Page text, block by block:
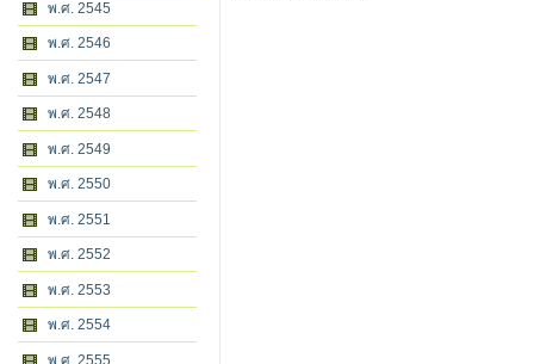
พ.ศ. 2545
พ.ศ. 2546
พ.ศ. 2547
พ.ศ. 2548
พ.ศ. 2549
พ.ศ. 2550
พ.ศ. 2551
พ.ศ. 2552
พ.ศ. 2553
พ.ศ. 2554
พ.ศ. 2555